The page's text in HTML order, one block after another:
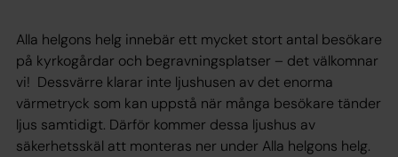
Alla helgons helg innebär ett mycket stort antal besökare
på kyrkogårdar och begravningsplatser – det välkomnar
vi! Dessvärre klarar inte ljushusen av det enorma
värmetryck som kan uppstå när många besökare tänder
ljus samtidigt. Därför kommer dessa ljushus av
säkerhetsskäl att monteras ner under Alla helgons helg.